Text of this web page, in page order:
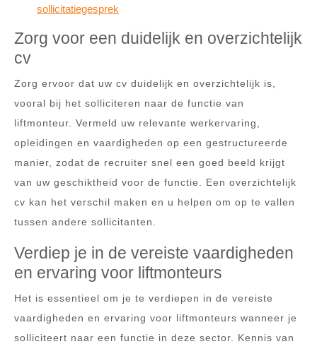
sollicitatiegesprek
Zorg voor een duidelijk en overzichtelijk
cv
Zorg ervoor dat uw cv duidelijk en overzichtelijk is,
vooral bij het solliciteren naar de functie van
liftmonteur. Vermeld uw relevante werkervaring,
opleidingen en vaardigheden op een gestructureerde
manier, zodat de recruiter snel een goed beeld krijgt
van uw geschiktheid voor de functie. Een overzichtelijk
cv kan het verschil maken en u helpen om op te vallen
tussen andere sollicitanten.
Verdiep je in de vereiste vaardigheden
en ervaring voor liftmonteurs
Het is essentieel om je te verdiepen in de vereiste
vaardigheden en ervaring voor liftmonteurs wanneer je
solliciteert naar een functie in deze sector. Kennis van